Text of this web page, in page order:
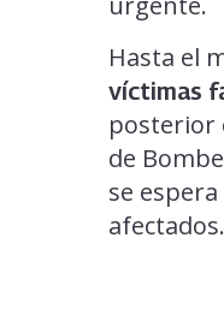
Hasta el
víctimas
posterior
de
se
afectados.